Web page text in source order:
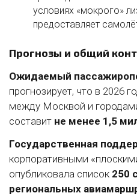
условиях «мокрого»
предоставляет
Прогнозы и общий
Ожидаемый
прогнозирует, что в 2026
между Москвой и
составит не менее 1,5
Государственная
корпоративными
опубликовала список 250
региональных